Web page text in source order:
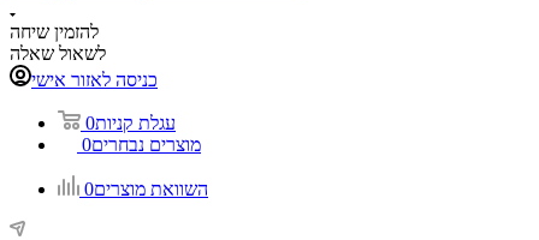
להזמין שיחה
לשאול שאלה
כניסה לאזור אישי
עגלת קניות0
מוצרים נבחרים0
השוואת מוצרים0